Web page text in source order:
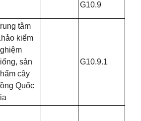
G10.9
tâm
kiểm
sản
cây
Quốc
G10.9.1